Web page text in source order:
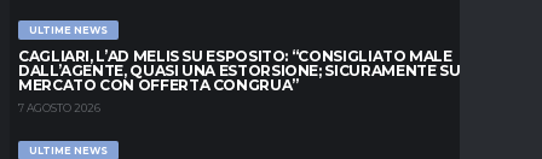
ULTIME NEWS
CAGLIARI, L’AD MELIS SU ESPOSITO: “CONSIGLIATO MALE
DALL’AGENTE, QUASI UNA ESTORSIONE; SICURAMENTE SUL
MERCATO CON OFFERTA CONGRUA”
7 AGOSTO 2026
ULTIME NEWS